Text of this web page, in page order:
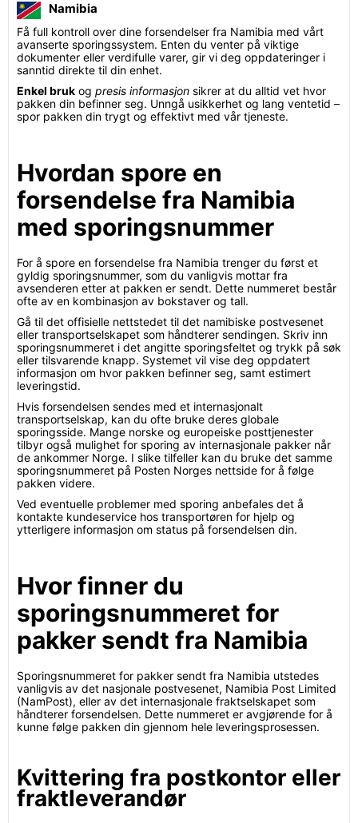
Namibia
Få full kontroll over dine forsendelser fra Namibia med vårt
avanserte sporingssystem. Enten du venter på viktige
dokumenter eller verdifulle varer, gir vi deg oppdateringer i
sanntid direkte til din enhet.
Enkel bruk og presis informasjon sikrer at du alltid vet hvor
pakken din befinner seg. Unngå usikkerhet og lang ventetid –
spor pakken din trygt og effektivt med vår tjeneste.
Hvordan spore en
forsendelse fra Namibia
med sporingsnummer
For å spore en forsendelse fra Namibia trenger du først et
gyldig sporingsnummer, som du vanligvis mottar fra
avsenderen etter at pakken er sendt. Dette nummeret består
ofte av en kombinasjon av bokstaver og tall.
Gå til det offisielle nettstedet til det namibiske postvesenet
eller transportselskapet som håndterer sendingen. Skriv inn
sporingsnummeret i det angitte sporingsfeltet og trykk på søk
eller tilsvarende knapp. Systemet vil vise deg oppdatert
informasjon om hvor pakken befinner seg, samt estimert
leveringstid.
Hvis forsendelsen sendes med et internasjonalt
transportselskap, kan du ofte bruke deres globale
sporingsside. Mange norske og europeiske posttjenester
tilbyr også mulighet for sporing av internasjonale pakker når
de ankommer Norge. I slike tilfeller kan du bruke det samme
sporingsnummeret på Posten Norges nettside for å følge
pakken videre.
Ved eventuelle problemer med sporing anbefales det å
kontakte kundeservice hos transportøren for hjelp og
ytterligere informasjon om status på forsendelsen din.
Hvor finner du
sporingsnummeret for
pakker sendt fra Namibia
Sporingsnummeret for pakker sendt fra Namibia utstedes
vanligvis av det nasjonale postvesenet, Namibia Post Limited
(NamPost), eller av det internasjonale fraktselskapet som
håndterer forsendelsen. Dette nummeret er avgjørende for å
kunne følge pakken din gjennom hele leveringsprosessen.
Kvittering fra postkontor eller
fraktleverandør